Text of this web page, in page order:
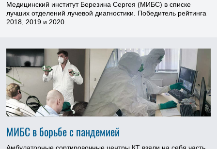
Медицинский институт Березина Сергея (МИБС) в списке
лучших отделений лучевой диагностики. Победитель рейтинга
2018, 2019 и 2020.
МИБС в борьбе с пандемией